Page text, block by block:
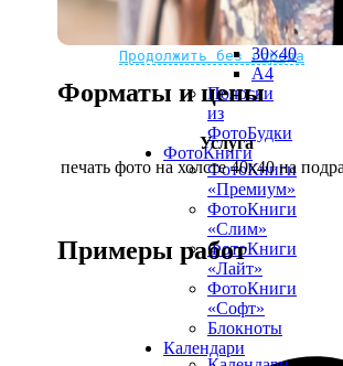
Не нашли Ваш город?
Мы доставляем по всему
Продолжить без города
20×30
30×30
30×40
A4
Полоски
из
ФотоБудки
ФотоКниги
ФотоКниги
«Премиум»
ФотоКниги
«Слим»
ФотоКниги
«Лайт»
ФотоКниги
«Софт»
Блокноты
Календари
Форматы и цены
Услуга
печать фото на холсте 40х40 на
Примеры работ